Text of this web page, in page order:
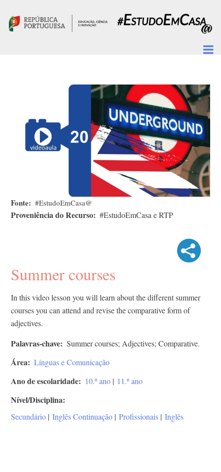
Fonte #EstudoEmCasa@
Proveniência do Recurso #EstudoEmCasa e RTP
Summer courses
In this video lesson you will learn about the different summer
courses you can attend and revise the comparative form of
adjectives.
Palavras-chave Summer courses; Adjectives; Comparative.
Área Línguas e Comunicação
Ano de escolaridade 10.º ano | 11.º ano
Nível/Disciplina
Secundário | Inglês Continuação | Profissionais | Inglês